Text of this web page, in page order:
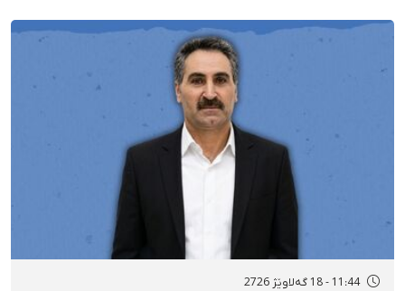
11:44 - 18 گەلاوێژ 2726